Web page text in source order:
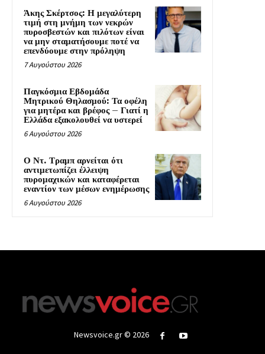
Άκης Σκέρτσος: Η μεγαλύτερη
τιμή στη μνήμη των νεκρών
πυροσβεστών και πιλότων είναι
να μην σταματήσουμε ποτέ να
επενδύουμε στην πρόληψη
7 Αυγούστου 2026
Παγκόσμια Εβδομάδα
Μητρικού Θηλασμού: Τα οφέλη
για μητέρα και βρέφος – Γιατί η
Ελλάδα εξακολουθεί να υστερεί
6 Αυγούστου 2026
Ο Ντ. Τραμπ αρνείται ότι
αντιμετωπίζει έλλειψη
πυρομαχικών και καταφέρεται
εναντίον των μέσων ενημέρωσης
6 Αυγούστου 2026
Newsvoice.gr © 2026